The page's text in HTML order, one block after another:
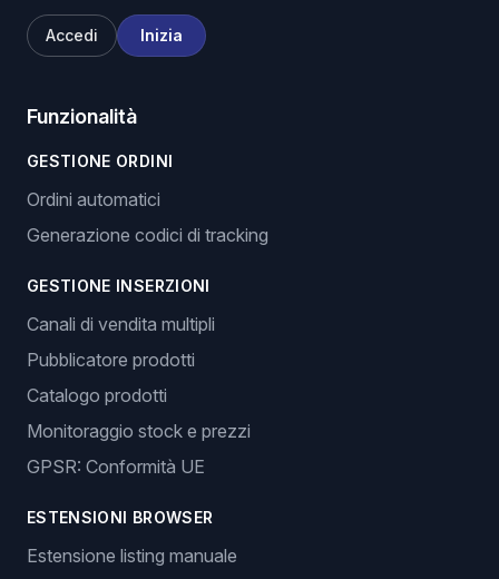
Accedi Inizia
Funzionalità
GESTIONE ORDINI
Ordini automatici
Generazione codici di tracking
GESTIONE INSERZIONI
Canali di vendita multipli
Pubblicatore prodotti
Catalogo prodotti
Monitoraggio stock e prezzi
GPSR: Conformità UE
ESTENSIONI BROWSER
Estensione listing manuale